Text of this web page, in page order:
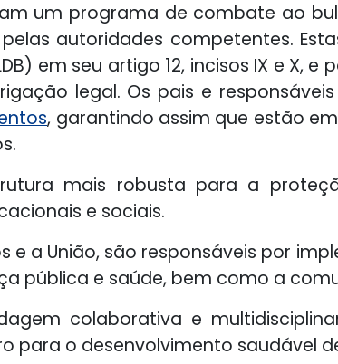
um programa de combate ao
autoridades competentes.
em seu artigo 12, incisos IX e X, e
legal. Os pais e
, garantindo assim que estão
mais robusta para a
e sociais.
a União, são responsáveis por
pública e saúde, bem como a
colaborativa e
para o desenvolvimento saudável